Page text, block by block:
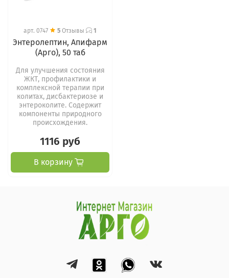
арт. 0747 5 Отзывы 1
Энтеролептин, Апифарм
(Арго), 50 таб
Для улучшения состояния
ЖКТ, профилактики и
комплексной терапии при
колитах, дисбактериозе и
энтероколите. Содержит
компоненты природного
происхождения.
1116 руб
В корзину